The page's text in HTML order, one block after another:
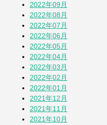
2022年09月
2022年08月
2022年07月
2022年06月
2022年05月
2022年04月
2022年03月
2022年02月
2022年01月
2021年12月
2021年11月
2021年10月